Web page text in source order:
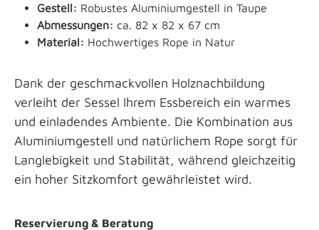
Gestell: Robustes Aluminiumgestell in Taupe
Abmessungen: ca. 82 x 82 x 67 cm
Material: Hochwertiges Rope in Natur
Dank der geschmackvollen Holznachbildung
verleiht der Sessel Ihrem Essbereich ein warmes
und einladendes Ambiente. Die Kombination aus
Aluminiumgestell und natürlichem Rope sorgt für
Langlebigkeit und Stabilität, während gleichzeitig
ein hoher Sitzkomfort gewährleistet wird.
Reservierung & Beratung